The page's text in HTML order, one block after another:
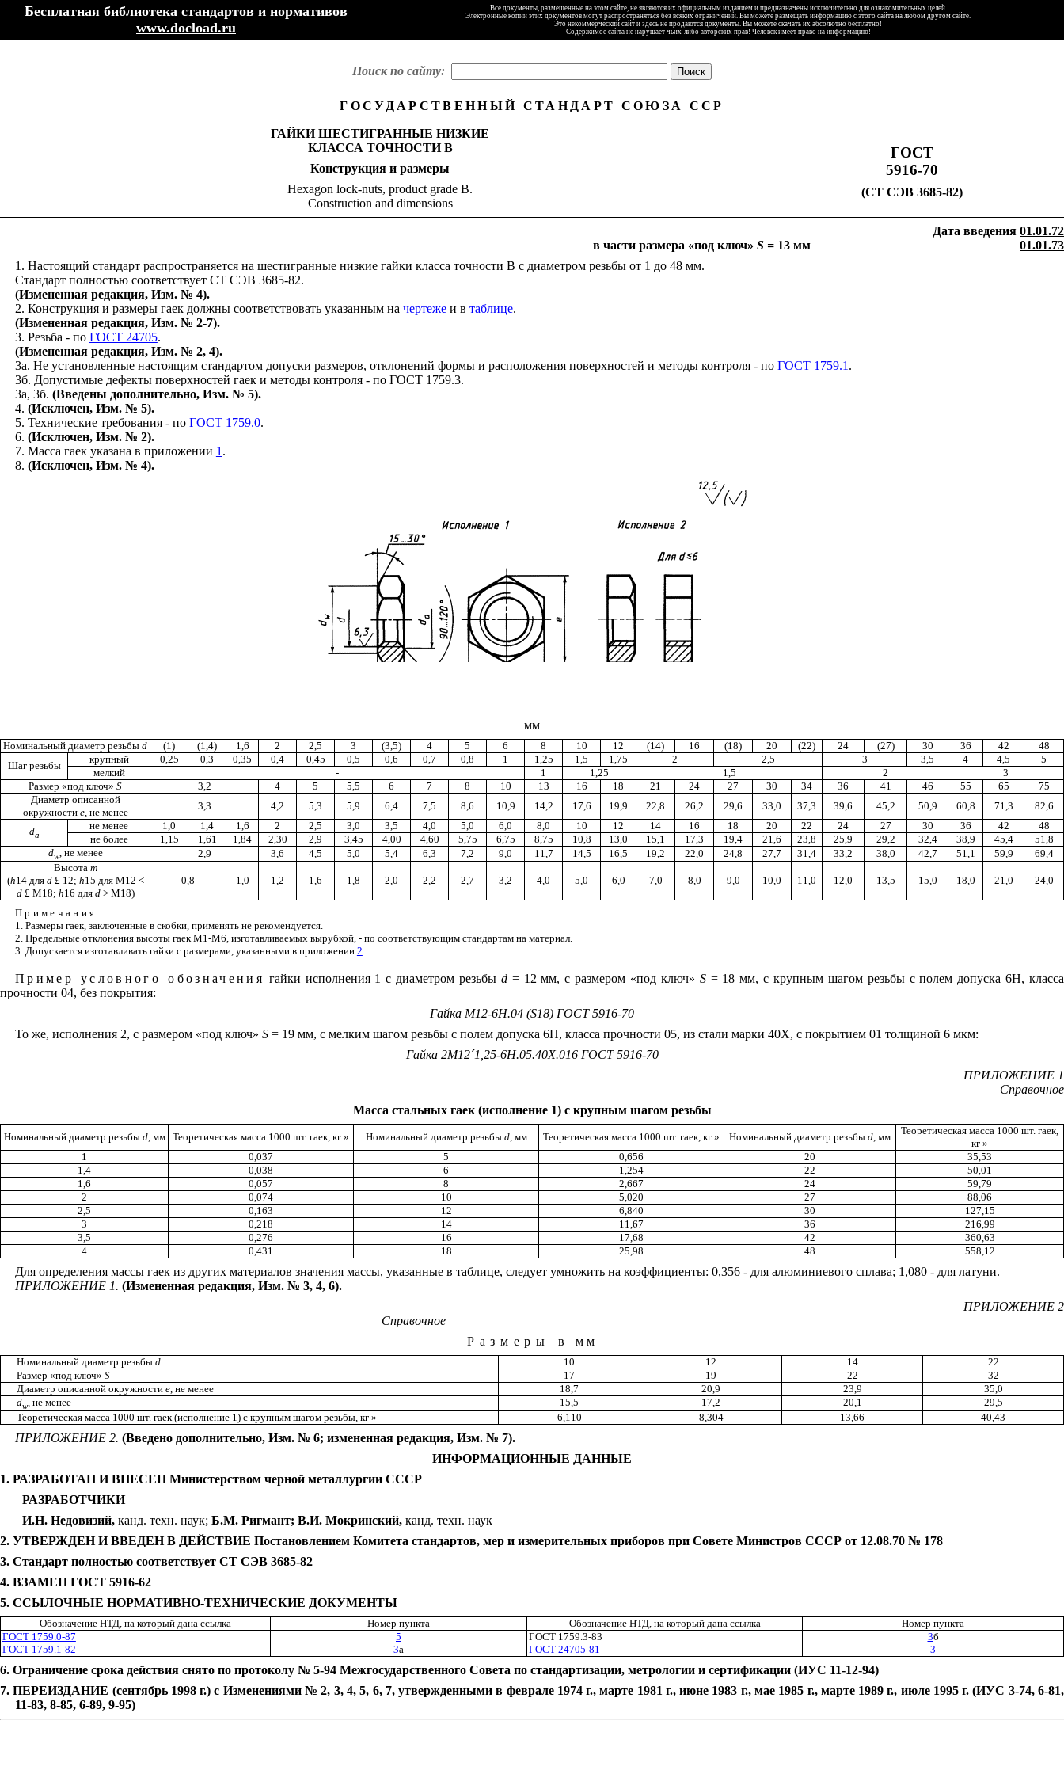
Бесплатная библиотека стандартов и нормативов
www.docload.ru
Все документы, размещенные на этом сайте, не являются их официальным изданием и предназначены исключительно для ознакомительных целей.
Электронные копии этих документов могут распространяться без всяких ограничений. Вы можете размещать информацию с этого сайта на любом другом сайте.
Это некоммерческий сайт и здесь не продаются документы. Вы можете скачать их абсолютно бесплатно!
Содержимое сайта не нарушает чьих-либо авторских прав! Человек имеет право на информацию!
Поиск по сайту:
ГОСУДАРСТВЕННЫЙ СТАНДАРТ СОЮЗА ССР
ГАЙКИ ШЕСТИГРАННЫЕ НИЗКИЕ
КЛАССА ТОЧНОСТИ В
Конструкция и размеры
Hexagon lock-nuts, product grade В.
Construction and dimensions
ГОСТ
5916-70
(СТ СЭВ 3685-82)
Дата введения 01.01.72
в части размера «под ключ» S = 13 мм
01.01.73
1. Настоящий стандарт распространяется на шестигранные низкие гайки класса точности В с диаметром резьбы от 1 до 48 мм.
Стандарт полностью соответствует СТ СЭВ 3685-82.
(Измененная редакция, Изм. № 4).
2. Конструкция и размеры гаек должны соответствовать указанным на чертежеи в таблице.
(Измененная редакция, Изм. № 2-7).
3. Резьба - по ГОСТ 24705.
(Измененная редакция, Изм. № 2, 4).
3а. Не установленные настоящим стандартом допуски размеров, отклонений формы и расположения поверхностей и методы контроля - по ГОСТ 1759.1 .
3б. Допустимые дефекты поверхностей гаек и методы контроля - по ГОСТ 1759.3.
3а, 3б. (Введены дополнительно, Изм. № 5).
4. (Исключен, Изм. № 5).
5. Технические требования - по ГОСТ 1759.0.
6. (Исключен, Изм. № 2).
7. Масса гаек указана в приложении 1 .
8. (Исключен, Изм. № 4).
мм
Номинальный диаметр резьбы d (1) (1,4) 1,6 2 2,5 3 (3,5) 4 5 6 8 10 12 (14) 16 (18) 20 (22) 24 (27) 30 36 42
48
Шаг резьбы
крупный 0,25 0,3 0,35 0,4 0,45 0,5 0,6 0,7 0,8 1 1,25 1,5 1,75 2 2,5 3 3,5 4 4,5
5
мелкий
- 1 1,25 1,5 2
3
Размер «под ключ» S 3,2 4 5 5,5 6 7 8 10 13 16 18 21 24 27 30 34 36 41 46 55 65
75
Диаметр описанной
окружности е, не менее
3,3 4,2 5,3 5,9 6,4 7,5 8,6 10,9 14,2 17,6 19,9 22,8 26,2 29,6 33,0 37,3 39,6 45,2 50,9 60,8 71,3 82,6
dа
не менее 1,0 1,4 1,6 2 2,5 3,0 3,5 4,0 5,0 6,0 8,0 10 12 14 16 18 20 22 24 27 30 36 42
48
не более
1,15 1,61 1,84 2,30 2,9 3,45 4,00 4,60 5,75 6,75 8,75 10,8 13,0 15,1 17,3 19,4 21,6 23,8 25,9 29,2 32,4 38,9 45,4
51,8
dw, не менее 2,9 3,6 4,5 5,0 5,4 6,3 7,2 9,0 11,7 14,5 16,5 19,2 22,0 24,8 27,7 31,4 33,2 38,0 42,7 51,1 59,9
69,4
Высота т
(h14 для d £ 12; h15 для М12 <
d £ М18; h16 для d> M18)
0,8 1,0 1,2 1,6 1,8 2,0 2,2 2,7 3,2 4,0 5,0 6,0 7,0 8,0 9,0 10,0 11,0 12,0 13,5 15,0 18,0 21,0 24,0
Примечания :
1. Размеры гаек, заключенные в скобки, применять не рекомендуется.
2. Предельные отклонения высоты гаекM1-М6, изготавливаемых вырубкой, - по соответствующим стандартам на материал.
3. Допускается изготавливать гайки с размерами, указанными в приложении 2.
Пример условного обозначения гайки исполнения 1 с диаметром резьбы d = 12 мм, с размером «под ключ» S= 18 мм, с крупным шагом резьбы с полем допуска 6Н, класса
прочности 04, без покрытия:
Гайка М12-6Н.04 (S18) ГОСТ 5916-70
То же, исполнения 2, с размером «под ключ» S= 19 мм, с мелким шагом резьбы с полем допуска 6Н, класса прочности 05, из стали марки 40Х, с покрытием 01 толщиной 6 мкм:
Гайка 2М12´1,25-6Н.05.40Х.016 ГОСТ 5916-70
ПРИЛОЖЕНИЕ 1
Справочное
Масса стальных гаек (исполнение 1) с крупным шагом резьбы
Номинальный диаметр резьбы d, мм Теоретическая масса 1000 шт. гаек, кг » Номинальный диаметр резьбы d, мм Теоретическая масса 1000 шт. гаек, кг » Номинальный диаметр резьбы d, мм
Теоретическая масса 1000 шт. гаек,
кг »
1
0,037 5 0,656 20
35,53
1,4
0,038 6 1,254 22
50,01
1,6
0,057 8 2,667 24
59,79
2
0,074 10 5,020 27
88,06
2,5
0,163 12 6,840 30
127,15
3
0,218 14 11,67 36
216,99
3,5
0,276 16 17,68 42
360,63
4
0,431 18 25,98 48 558,12
Для определения массы гаек из других материалов значения массы, указанные в таблице, следует умножить на коэффициенты: 0,356 - для алюминиевого сплава; 1,080 - для латуни.
ПРИЛОЖЕНИЕ 1. (Измененная редакция, Изм. № 3, 4, 6).
ПРИЛОЖЕНИЕ 2
Справочное
Размеры в мм
Номинальный диаметр резьбыd 10 12 14
22
Размер «под ключ»S 17 19 22
32
Диаметр описанной окружностие, не менее 18,7 20,9 23,9
35,0
dw, не менее 15,5 17,2 20,1
29,5
Теоретическая масса 1000 шт. гаек (исполнение 1) с крупным шагом резьбы, кг» 6,110 8,304 13,66 40,43
ПРИЛОЖЕНИЕ 2. (Введено дополнительно, Изм. № 6; измененная редакция, Изм. № 7).
ИНФОРМАЦИОННЫЕ ДАННЫЕ
1. РАЗРАБОТАН И ВНЕСЕН Министерством черной металлургии СССР
РАЗРАБОТЧИКИ
И.Н. Недовизий, канд. техн. наук;Б.М. Ригмант; В.И. Мокринский, канд. техн. наук
2. УТВЕРЖДЕН И ВВЕДЕН В ДЕЙСТВИЕ Постановлением Комитета стандартов, мер и измерительных приборов при Совете Министров СССР от 12.08.70 № 178
3. Стандарт полностью соответствует СТ СЭВ 3685-82
4. ВЗАМЕН ГОСТ 5916-62
5. ССЫЛОЧНЫЕ НОРМАТИВНО-ТЕХНИЧЕСКИЕ ДОКУМЕНТЫ
Обозначение НТД, на который дана ссылка Номер пункта Обозначение НТД, на который дана ссылка
Номер пункта
ГОСТ 1759.0-87
5 ГОСТ 1759.3-83 3б
ГОСТ 1759.1-82
3а ГОСТ 24705-81 3
6. Ограничение срока действия снято по протоколу № 5-94 Межгосударственного Совета по стандартизации, метрологии и сертификации (ИУС 11-12-94)
7. ПЕРЕИЗДАНИЕ (сентябрь 1998 г.) с Изменениями № 2, 3, 4, 5, 6, 7, утвержденными в феврале 1974 г., марте 1981 г., июне 1983 г., мае 1985 г., марте 1989 г., июле 1995 г. (ИУС 3-74, 6-81,
11-83, 8-85, 6-89, 9-95)